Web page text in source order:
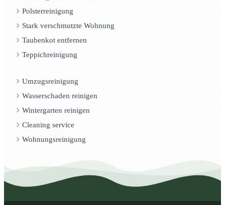
Polsterreinigung
Stark verschmutzte Wohnung
Taubenkot entfernen
Teppichreinigung
Umzugsreinigung
Wasserschaden reinigen
Wintergarten reinigen
Cleaning service
Wohnungsreinigung